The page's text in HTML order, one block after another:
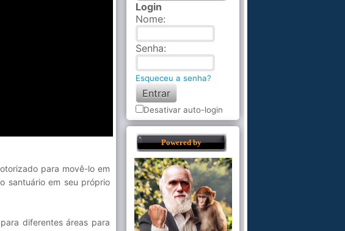
para movê-lo em
santuário em seu próprio
diferentes áreas para
Login
Nome:
Senha:
Esqueceu a senha?
Desativar auto-login
Powered by